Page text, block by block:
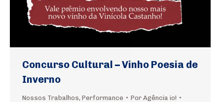
Concurso Cultural – Vinho Poesia de
Inverno
Nossos Trabalhos, Performance Por Agência io!